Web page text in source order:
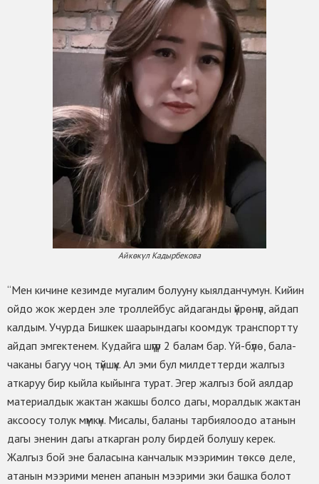
Айкөкүл Кадырбекова
“Мен кичине кезимде мугалим болууну кыялданчумун. Кийин
ойдо жок жерден эле троллейбус айдаганды үйрөнүп, айдап
калдым. Учурда Бишкек шаарындагы коомдук транспортту
айдап эмгектенем. Кудайга шүгүр 2 балам бар. Үй-бүлө, бала-
чаканы багуу чоң түйшүк. Ал эми бул милдеттерди жалгыз
аткаруу бир кыйла кыйынга турат. Эгер жалгыз бой аялдар
материалдык жактан жакшы болсо дагы, моралдык жактан
аксоосу толук мүмкүн. Мисалы, баланы тарбиялоодо атанын
дагы эненин дагы аткарган ролу бирдей болушу керек.
Жалгыз бой эне баласына канчалык мээримин төксө деле,
атанын мээрими менен апанын мээрими эки башка болот